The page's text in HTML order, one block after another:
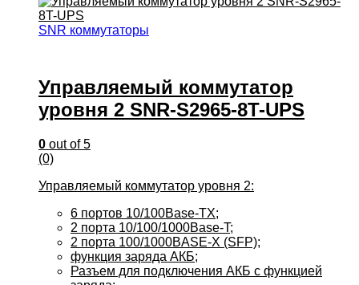
SNR коммутаторы
Управляемый коммутатор
уровня 2 SNR-S2965-8T-UPS
0 out of 5
(0)
Управляемый коммутатор уровня 2:
6 портов 10/100Base-TX;
2 порта 10/100/1000Base-T;
2 порта 100/1000BASE-X (SFP);
функция заряда АКБ;
Разъем для подключения АКБ с функцией